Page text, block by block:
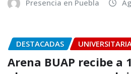
Presencia en Puebla
DESTACADAS
Arena BUAP recibe a